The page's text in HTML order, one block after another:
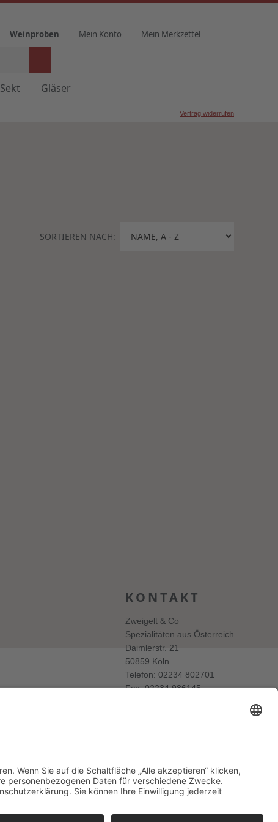
Weinproben Mein Konto Mein Merkzettel
Sekt Gläser
Vertrag widerrufen
SORTIEREN NACH:
KONTAKT
Zweigelt & Co
Spezialitäten aus Österreich
Daimlerstr. 21
50859 Köln
Telefon: 02234 802701
Fax: 02234 986145
E-MAIL SCHREIBEN